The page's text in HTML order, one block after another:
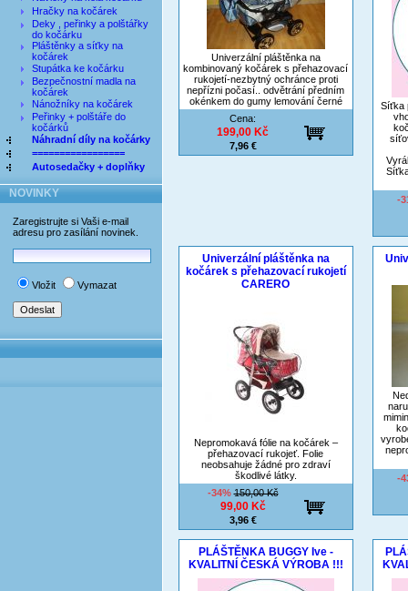
Hračky na kočárek
Deky , peřinky a polštářky
do kočárku
Pláštěnky a síťky na
kočárek
Stupátka ke kočárku
Bezpečnostní madla na
kočárek
Nánožníky na kočárek
Peřinky + polštáře do
kočárků
Náhradní díly na kočárky
=================
Autosedačky + doplňky
NOVINKY
Zaregistrujte si Vaši e-mail
adresu pro zasílání novinek.
Vložit Vymazat
Univerzální pláštěnka na
kombinovaný kočárek s přehazovací
rukojetí-nezbytný ochránce proti
nepřízni počasí.. odvětrání předním
okénkem do gumy lemování černé
Cena:
199,00 Kč
7,96 €
Síťka
-
Univerzální pláštěnka na
kočárek s přehazovací rukojetí
CARERO
Nepromokavá fólie na kočárek –
přehazovací rukojeť. Folie
neobsahuje žádné pro zdraví
škodlivé látky.
-34%150,00 Kč
99,00 Kč
3,96 €
-
PLÁŠTĚNKA BUGGY Ive -
KVALITNÍ ČESKÁ VÝROBA !!!